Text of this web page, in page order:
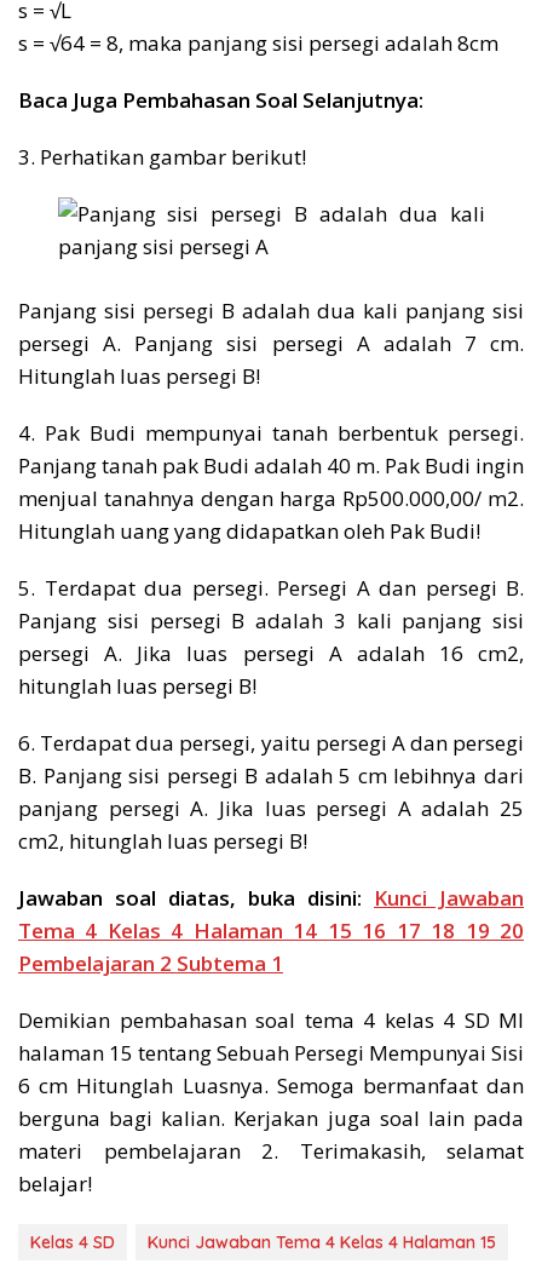
s = √L
s = √64 = 8, maka panjang sisi persegi adalah 8cm
Baca Juga Pembahasan Soal Selanjutnya:
3. Perhatikan gambar berikut!
Panjang sisi persegi B adalah dua kali panjang sisi
persegi A. Panjang sisi persegi A adalah 7 cm.
Hitunglah luas persegi B!
4. Pak Budi mempunyai tanah berbentuk persegi.
Panjang tanah pak Budi adalah 40 m. Pak Budi ingin
menjual tanahnya dengan harga Rp500.000,00/ m2.
Hitunglah uang yang didapatkan oleh Pak Budi!
5. Terdapat dua persegi. Persegi A dan persegi B.
Panjang sisi persegi B adalah 3 kali panjang sisi
persegi A. Jika luas persegi A adalah 16 cm2,
hitunglah luas persegi B!
6. Terdapat dua persegi, yaitu persegi A dan persegi
B. Panjang sisi persegi B adalah 5 cm lebihnya dari
panjang persegi A. Jika luas persegi A adalah 25
cm2, hitunglah luas persegi B!
Jawaban soal diatas, buka disini: Kunci Jawaban
Tema 4 Kelas 4 Halaman 14 15 16 17 18 19 20
Pembelajaran 2 Subtema 1
Demikian pembahasan soal tema 4 kelas 4 SD MI
halaman 15 tentang Sebuah Persegi Mempunyai Sisi
6 cm Hitunglah Luasnya. Semoga bermanfaat dan
berguna bagi kalian. Kerjakan juga soal lain pada
materi pembelajaran 2. Terimakasih, selamat
belajar!
Kelas 4 SD Kunci Jawaban Tema 4 Kelas 4 Halaman 15